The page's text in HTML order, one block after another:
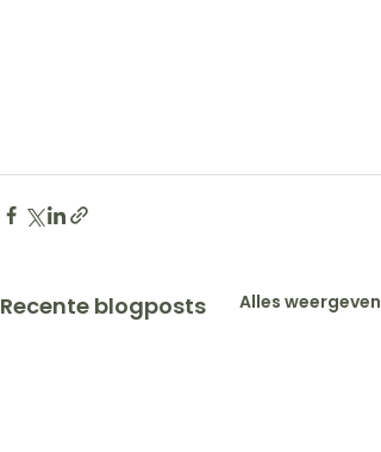
Recente blogposts Alles weergeven